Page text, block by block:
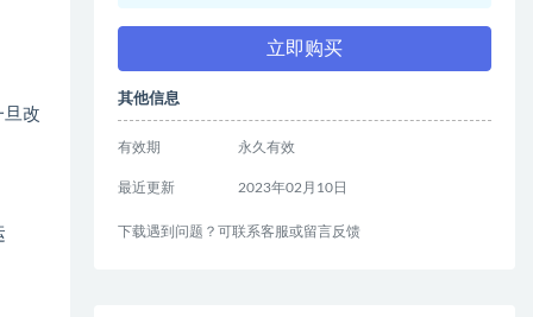
旦改
立即购买
其他信息
有效期 永久有效
最近更新 2023年02月10日
下载遇到问题？可联系客服或留言反馈